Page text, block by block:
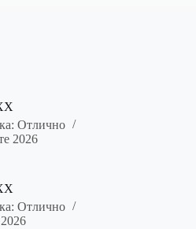
Отлично
2026
Отлично